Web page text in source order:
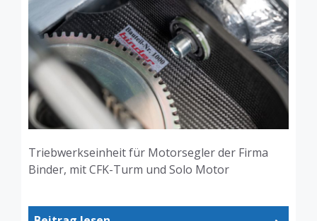
Triebwerkseinheit für Motorsegler der Firma
Binder, mit CFK-Turm und Solo Motor